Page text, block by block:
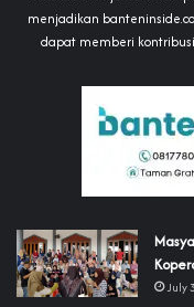
menjadikan
dapat memberi
July